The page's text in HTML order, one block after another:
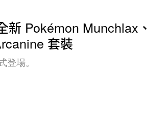
新 Pokémon Munchlax、
套裝
場。